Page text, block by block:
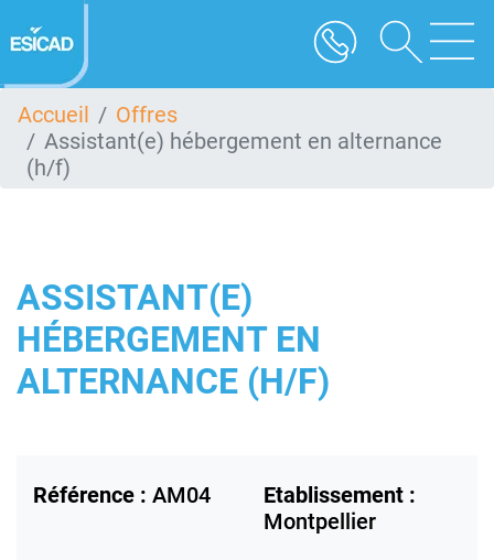
au
contenu
Accueil
Offres
Assistant(e) hébergement en alternance
(h/f)
ASSISTANT(E)
HÉBERGEMENT EN
ALTERNANCE (H/F)
Référence : AM04
Etablissement :
Montpellier